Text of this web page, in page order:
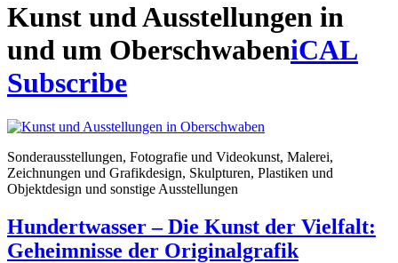
Kunst und Ausstellungen in
und um OberschwabeniCAL
Subscribe
Sonderausstellungen, Fotografie und Videokunst, Malerei,
Zeichnungen und Grafikdesign, Skulpturen, Plastiken und
Objektdesign und sonstige Ausstellungen
Hundertwasser – Die Kunst der Vielfalt:
Geheimnisse der Originalgrafik